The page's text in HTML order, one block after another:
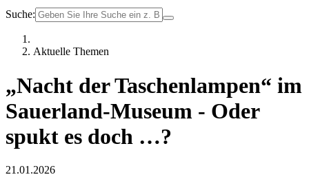
Suche:
Aktuelle Themen
„Nacht der Taschenlampen“ im
Sauerland-Museum - Oder
spukt es doch …?
21.01.2026